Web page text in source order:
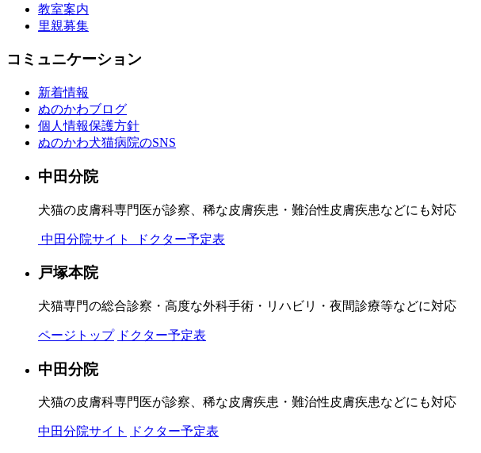
教室案内
里親募集
コミュニケーション
新着情報
ぬのかわブログ
個人情報保護方針
ぬのかわ犬猫病院のSNS
中田分院
犬猫の皮膚科専門医が診察、稀な皮膚疾患・難治性皮膚疾患などにも対応
中田分院サイト ドクター予定表
戸塚本院
犬猫専門の総合診察・高度な外科手術・リハビリ・夜間診療等などに対応
ページトップ ドクター予定表
中田分院
犬猫の皮膚科専門医が診察、稀な皮膚疾患・難治性皮膚疾患などにも対応
中田分院サイト ドクター予定表